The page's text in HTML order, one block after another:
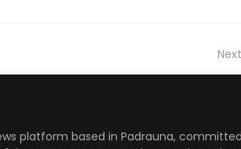
platform based in Padrauna,